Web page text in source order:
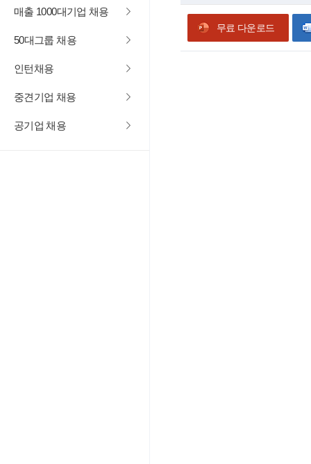
매출 1000대기업 채용
50대그룹 채용
인턴채용
중견기업 채용
공기업 채용
무료 다운로드